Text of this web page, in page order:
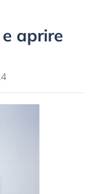
aprire